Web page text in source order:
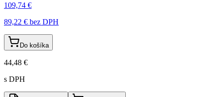
109,74 €
89,22 € bez DPH
Do košíka
44,48 €
s DPH